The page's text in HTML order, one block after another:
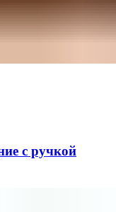
с ручкой